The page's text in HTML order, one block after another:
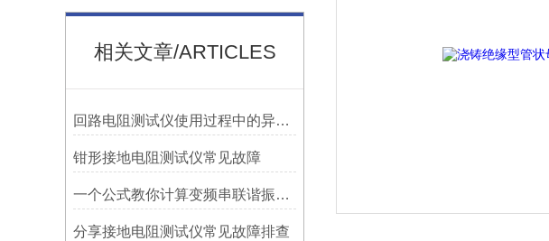
相关文章/ARTICLES
回路电阻测试仪使用过程中的异常处理
钳形接地电阻测试仪常见故障
一个公式教你计算变频串联谐振电路
分享接地电阻测试仪常见故障排查